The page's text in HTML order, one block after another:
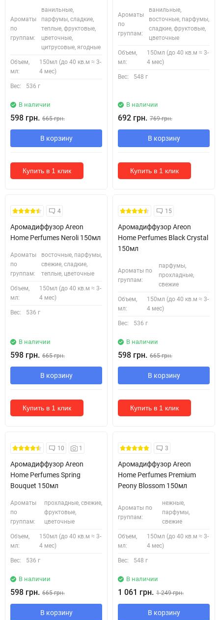
Ароматы
по
группам:
ванильные,
парфумы, сладкие,
теплые, фруктовые,
цветочные,
цитрусовые, ягодные
Объем,
мл:
150мл (до 40 кв.м ≈ 3-
4 мес)
Вес: 536 г
В наличии
598 грн. 665 грн.
В корзину
Купить в 1 клик
Ароматы
по
группам:
ванильные,
восточные, парфумы,
сладкие, фруктовые,
цветочные
Объем,
мл:
150мл (до 40 кв.м ≈ 3-
4 мес)
Вес: 548 г
В наличии
692 грн. 769 грн.
В корзину
Купить в 1 клик
Безкоштовна Доставка
4
Аромадиффузор Areon
Home Perfumes Neroli 150мл
Ароматы
по
группам:
восточные, парфумы,
свежие, сладкие,
теплые, цветочные
Объем,
мл:
150мл (до 40 кв.м ≈ 3-
4 мес)
Вес: 536 г
В наличии
598 грн. 665 грн.
В корзину
Купить в 1 клик
Безкоштовна Доставка
15
Аромадиффузор Areon
Home Perfumes Black Crystal
150мл
Ароматы по
группам:
парфумы,
прохладные,
свежие
Объем,
мл:
150мл (до 40 кв.м ≈ 3-
4 мес)
Вес: 536 г
В наличии
598 грн. 665 грн.
В корзину
Купить в 1 клик
Безкоштовна Доставка
10 1
Аромадиффузор Areon
Home Perfumes Spring
Bouquet 150мл
Ароматы
по
группам:
прохладные, свежие,
фруктовые,
цветочные
Объем,
мл:
150мл (до 40 кв.м ≈ 3-
4 мес)
Вес: 536 г
В наличии
598 грн. 665 грн.
В корзину
3
Аромадиффузор Areon
Home Perfumes Premium
Peony Blossom 150мл
Ароматы по
группам:
нежные,
парфумы,
свежие
Объем,
мл:
150мл (до 40 кв.м ≈ 3-
4 мес)
Вес: 548 г
В наличии
1 061 грн. 1 249 грн.
В корзину